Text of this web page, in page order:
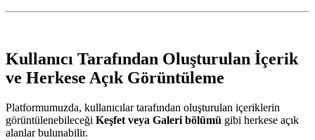
Kullanıcı Tarafından Oluşturulan İçerik
ve Herkese Açık Görüntüleme
Platformumuzda, kullanıcılar tarafından oluşturulan içeriklerin
görüntülenebileceği Keşfet veya Galeri bölümü gibi herkese açık
alanlar bulunabilir.